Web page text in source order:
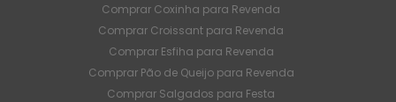
Comprar Coxinha para Revenda
Comprar Croissant para Revenda
Comprar Esfiha para Revenda
Comprar Pão de Queijo para Revenda
Comprar Salgados para Festa